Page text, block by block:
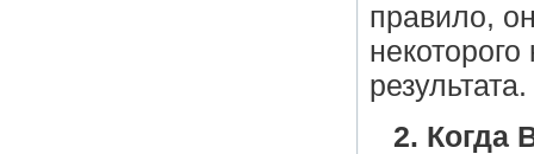
правило,
результата.
2. Когда